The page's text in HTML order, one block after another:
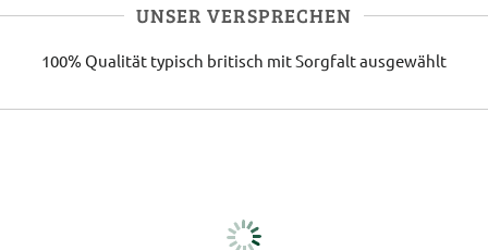
UNSER VERSPRECHEN
100% Qualität typisch britisch mit Sorgfalt ausgewählt